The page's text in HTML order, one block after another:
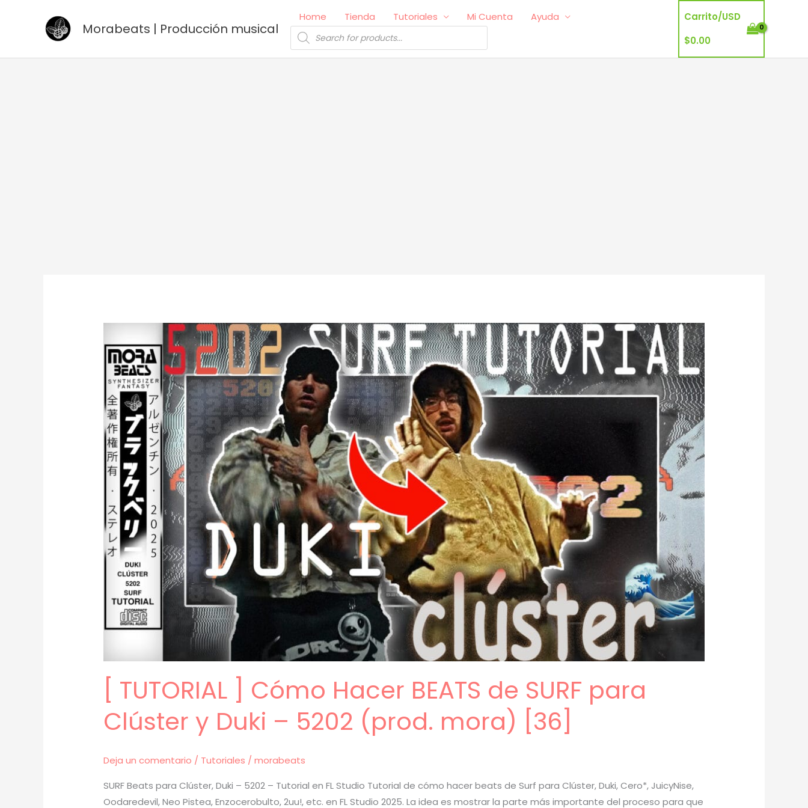
Morabeats | Producción musical
Home Tienda Tutoriales Mi Cuenta
Ayuda
Búsqueda
de
productos
Carrito/USD
$0.00
[ TUTORIAL ] Cómo Hacer BEATS de SURF para
Clúster y Duki – 5202 (prod. mora) [36]
Deja un comentario / Tutoriales /morabeats
SURF Beats para Clúster, Duki – 5202 – Tutorial en FL Studio Tutorial de cómo hacer beats de Surf para Clúster, Duki, Cero*, JuicyNise,
Oodaredevil, Neo Pistea, Enzocerobulto, 2uu!, etc. en FL Studio 2025. La idea es mostrar la parte más importante del proceso para que